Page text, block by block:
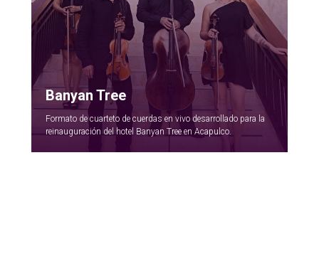
Banyan Tree
Formato de cuarteto de cuerdas en vivo desarrollado para la
reinauguración del hotel Banyan Tree en Acapulco.